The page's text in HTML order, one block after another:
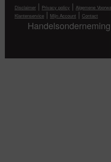
Disclaimer | Privacy policy | Algemene
Klantenservice | Mijn Account | Contact